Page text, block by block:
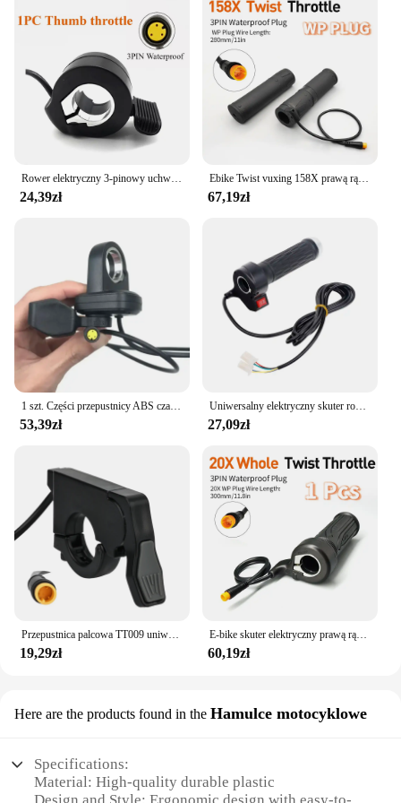
24,39zł
Ebike Twist vuxing 158X prawą rączkę przepustnica elektryczna skuter rowerowy do 24V 36V 48V 60V 72V E części do konwersji roweru
67,19zł
1 szt. Części przepustnicy ABS czarne elementy rowerowe E-rower dla silnikiem Bafang BBS01/02 kierownica lewa/prawa
53,39zł
Uniwersalny elektryczny skuter rowerowy skręcany przepustnica wysoki średni niska prędkość do przodu wsteczny uchwyt przyspieszenia przepustnicy ABS
27,09zł
Przepustnica palcowa TT009 uniwersalna 22mm 36V 48V 60V 72V elektryczny skuter rowerowy akcelerator lewa prawa kierownica
19,29zł
E-bike skuter elektryczny prawą rączkę 20X pełna przepustnica 24V 36V 48V 60V 72V wodoodporna/SM złącze
60,19zł
Here are the products found in the Hamulce motocyklowe
Specifications:
Material: High-quality durable plastic